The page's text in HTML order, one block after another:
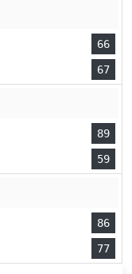
66
67
89
59
86
77